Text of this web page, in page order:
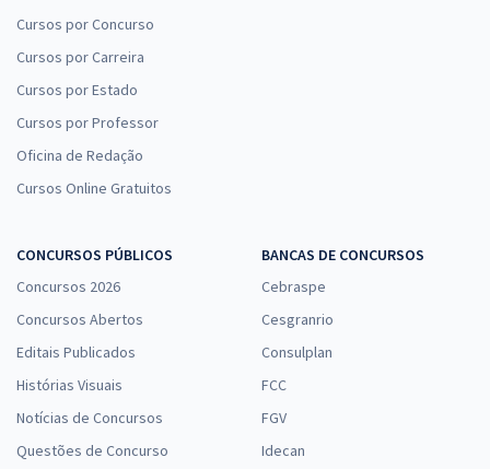
Cursos por Concurso
Cursos por Carreira
Cursos por Estado
Cursos por Professor
Oficina de Redação
Cursos Online Gratuitos
CONCURSOS PÚBLICOS
Concursos 2026
Concursos Abertos
Editais Publicados
Histórias Visuais
Notícias de Concursos
Questões de Concurso
BANCAS DE CONCURSOS
Cebraspe
Cesgranrio
Consulplan
FCC
FGV
Idecan